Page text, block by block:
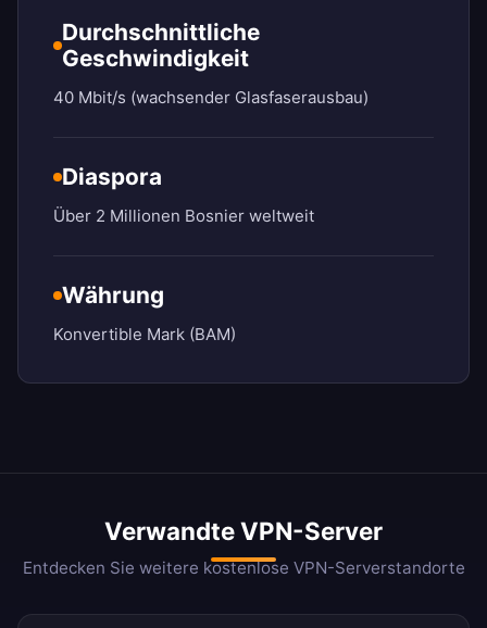
Durchschnittliche
Geschwindigkeit
40 Mbit/s (wachsender Glasfaserausbau)
Diaspora
Über 2 Millionen Bosnier weltweit
Währung
Konvertible Mark (BAM)
Verwandte VPN-Server
Entdecken Sie weitere kostenlose VPN-Serverstandorte